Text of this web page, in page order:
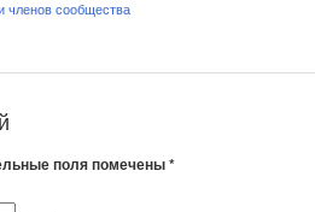
членов сообщества
поля помечены *